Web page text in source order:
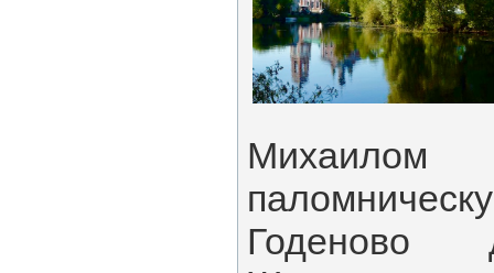
Михаилом
Годеново